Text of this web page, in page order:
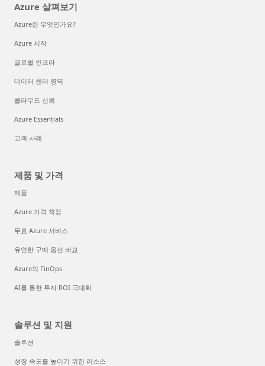
Azure 살펴보기
Azure란 무엇인가요?
Azure 시작
글로벌 인프라
데이터 센터 영역
클라우드 신뢰
Azure Essentials
고객 사례
제품 및 가격
제품
Azure 가격 책정
무료 Azure 서비스
유연한 구매 옵션 비교
Azure의 FinOps
AI를 통한 투자 ROI 극대화
솔루션 및 지원
솔루션
성장 속도를 높이기 위한 리소스